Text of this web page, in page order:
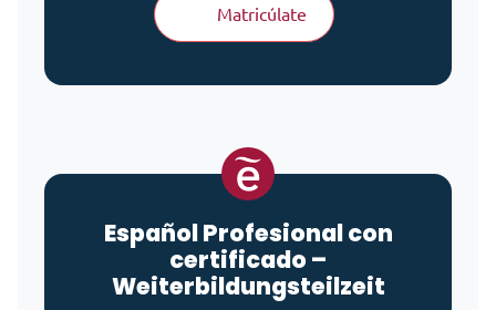
Matricúlate
Español Profesional con
certificado –
Weiterbildungsteilzeit